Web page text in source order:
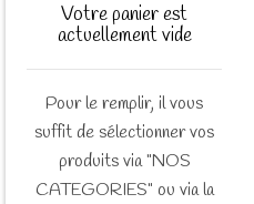
Votre panier est
actuellement vide
Pour le remplir, il vous
suffit de sélectionner vos
produits via "NOS
CATEGORIES" ou via la